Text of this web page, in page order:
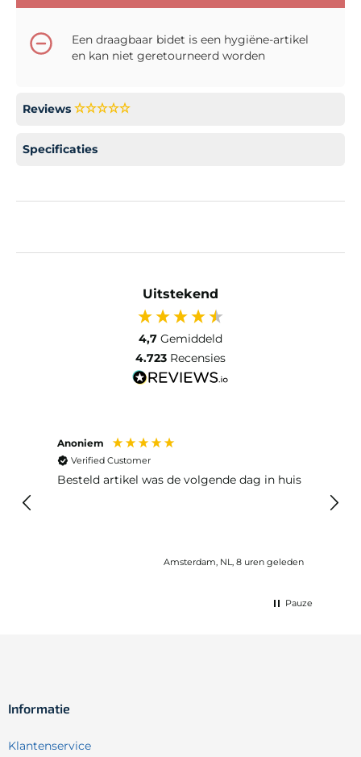
Een draagbaar bidet is een hygiëne-artikel
en kan niet geretourneerd worden
Reviews
Specificaties
Uitstekend
4,7 Gemiddeld
4.723 Recensies
Anoniem
Verified Customer
Besteld artikel was de volgende dag in huis
Amsterdam, NL, 8 uren geleden
Pauze
Informatie
Klantenservice